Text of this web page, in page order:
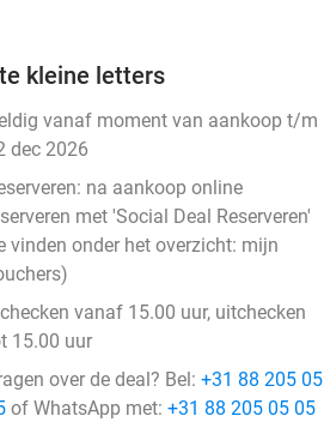
kleine letters
vanaf moment van aankoop t/m
dec 2026
na aankoop online
met 'Social Deal Reserveren'
vinden onder het overzicht: mijn
)
vanaf 15.00 uur, uitchecken
15.00 uur
over de deal? Bel: +31 88 205 05
of WhatsApp met: +31 88 205 05 05